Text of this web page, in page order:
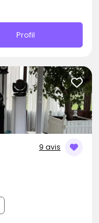
Profil
9 avis